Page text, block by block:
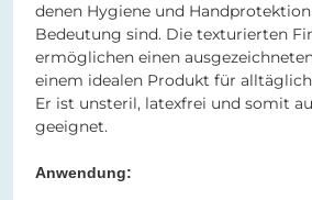
denen Hygiene und
Bedeutung sind. Die texturierten
ermöglichen einen
einem idealen Produkt für
Er ist unsteril, latexfrei und somit
geeignet.
Anwendung: